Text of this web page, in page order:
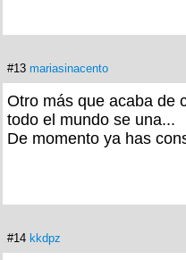
#13 mariasinacento
Otro más que acaba de
todo el mundo se una...
De momento ya has
#14 kkdpz